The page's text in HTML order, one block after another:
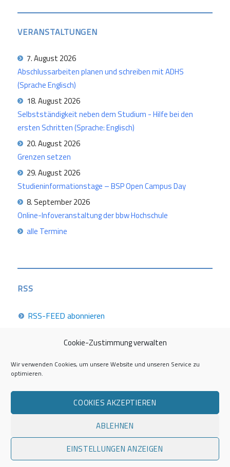
Cookie-Zustimmung verwalten
Wir verwenden Cookies, um unsere Website und unseren Service zu
optimieren.
COOKIES AKZEPTIEREN
ABLEHNEN
EINSTELLUNGEN ANZEIGEN
VERANSTALTUNGEN
7. August 2026
Abschlussarbeiten planen und schreiben mit ADHS
(Sprache Englisch)
18. August 2026
Selbstständigkeit neben dem Studium - Hilfe bei den
ersten Schritten (Sprache: Englisch)
20. August 2026
Grenzen setzen
29. August 2026
Studieninformationstage – BSP Open Campus Day
8. September 2026
Online-Infoveranstaltung der bbw Hochschule
alle Termine
RSS
RSS-FEED abonnieren
Career Week 2026
Die Career Center im Überblick
Kontakt zur AG Career Service
Impressum